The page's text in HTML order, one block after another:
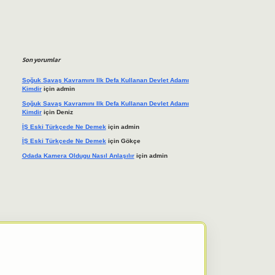
Son yorumlar
Soğuk Savaş Kavramını Ilk Defa Kullanan Devlet Adamı
Kimdiriçin admin
Soğuk Savaş Kavramını Ilk Defa Kullanan Devlet Adamı
Kimdiriçin Deniz
İŞ Eski Türkçede Ne Demek için admin
İŞ Eski Türkçede Ne Demek için Gökçe
Odada Kamera Oldugu Nasıl Anlaşılıriçin admin